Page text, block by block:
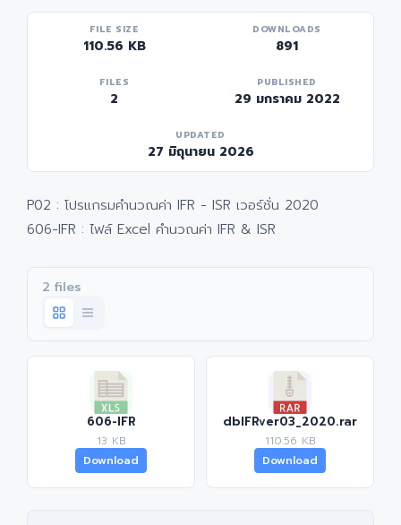
FILE SIZE
110.56 KB
DOWNLOADS
891
FILES
2
PUBLISHED
29 มกราคม 2022
UPDATED
27 มิถุนายน 2026
P02 : โปรแกรมคำนวณค่า IFR - ISR เวอร์ชั่น 2020
606-IFR : ไฟล์ Excel คำนวณค่า IFR & ISR
2 files
606-IFR
13 KB
Download
dbIFRver03_2020.rar
110.56 KB
Download